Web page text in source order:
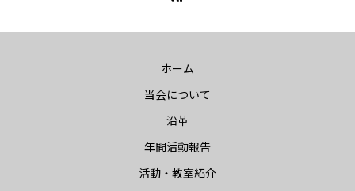
ホーム
当会について
沿革
年間活動報告
活動・教室紹介